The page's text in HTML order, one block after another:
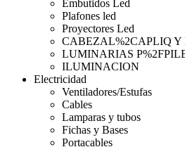
Embutidos Led
Plafones led
Proyectores Led
CABEZAL%2CAPLIQ Y
LUMINARIAS
ILUMINACION
Electricidad
Ventiladores/Estufas
Cables
Lamparas y tubos
Fichas y Bases
Portacables